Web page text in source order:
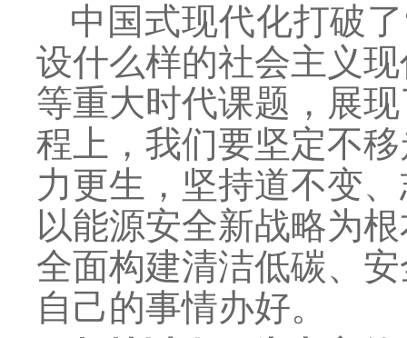
中国式现代化打破了
设什么样的社会主义
等重大时代课题，展
程上，我们要坚定不
力更生，坚持道不变
以能源安全新战略为
全面构建清洁低碳、
自己的事情办好。